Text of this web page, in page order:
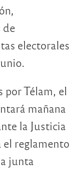
de
electorales
por Télam, el
mañana
la Justicia
el reglamento
junta